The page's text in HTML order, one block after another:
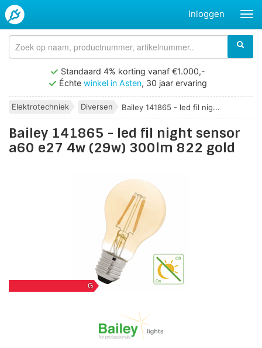
Inloggen
Standaard 4% korting vanaf €1.000,-
Échte winkel in Asten, 30 jaar ervaring
Elektrotechniek Diversen Bailey 141865 - led fil nig...
Bailey 141865 - led fil night sensor
a60 e27 4w (29w) 300lm 822 gold
G